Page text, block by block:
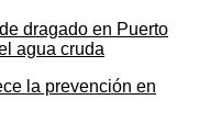
dragado en Puerto
agua cruda